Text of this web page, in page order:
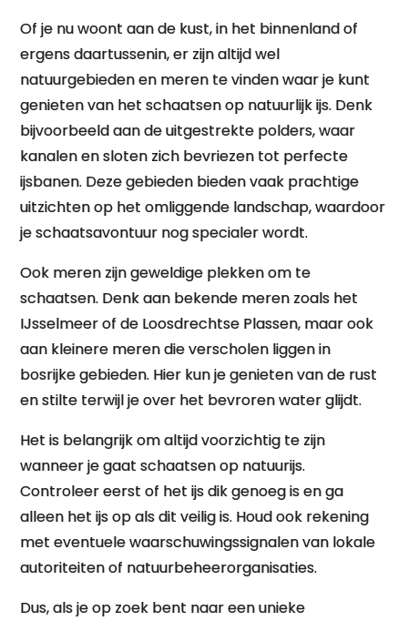
Of je nu woont aan de kust, in het binnenland of
ergens daartussenin, er zijn altijd wel
natuurgebieden en meren te vinden waar je kunt
genieten van het schaatsen op natuurlijk ijs. Denk
bijvoorbeeld aan de uitgestrekte polders, waar
kanalen en sloten zich bevriezen tot perfecte
ijsbanen. Deze gebieden bieden vaak prachtige
uitzichten op het omliggende landschap, waardoor
je schaatsavontuur nog specialer wordt.
Ook meren zijn geweldige plekken om te
schaatsen. Denk aan bekende meren zoals het
IJsselmeer of de Loosdrechtse Plassen, maar ook
aan kleinere meren die verscholen liggen in
bosrijke gebieden. Hier kun je genieten van de rust
en stilte terwijl je over het bevroren water glijdt.
Het is belangrijk om altijd voorzichtig te zijn
wanneer je gaat schaatsen op natuurijs.
Controleer eerst of het ijs dik genoeg is en ga
alleen het ijs op als dit veilig is. Houd ook rekening
met eventuele waarschuwingssignalen van lokale
autoriteiten of natuurbeheerorganisaties.
Dus, als je op zoek bent naar een unieke